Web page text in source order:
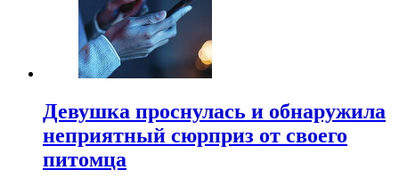
Девушка проснулась и обнаружила
неприятный сюрприз от своего
питомца